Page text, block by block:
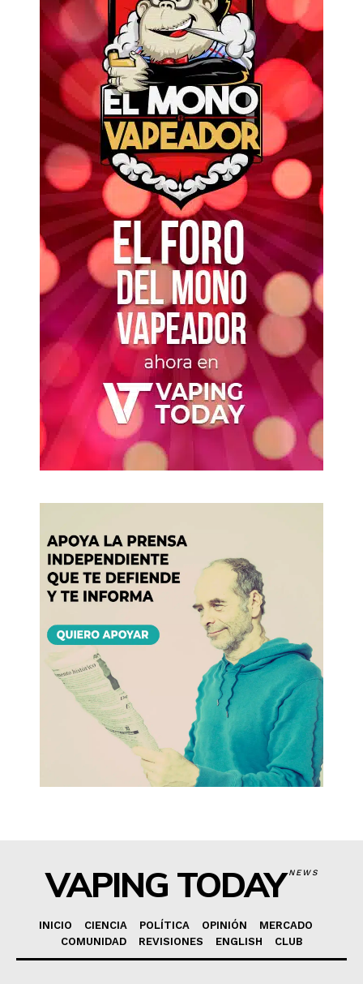
VAPING TODAYNEWS
INICIO CIENCIA POLÍTICA OPINIÓN
MERCADO
COMUNIDAD
REVISIONES ENGLISH CLUB